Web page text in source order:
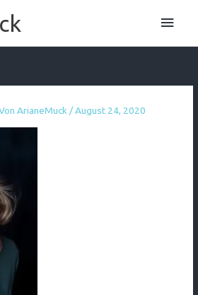
ArianeMuck /August 24, 2020